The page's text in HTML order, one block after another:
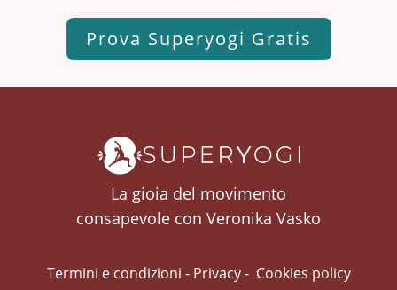
Prova Superyogi Gratis
La gioia del movimento
consapevole con Veronika Vasko
Termini e condizioni - Privacy- Cookies policy